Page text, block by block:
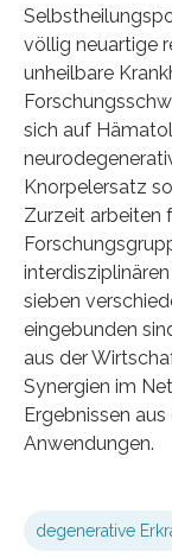
völlig neuartige
unheilbare
sich auf
Knorpelersatz
Zurzeit arbeiten
sieben
eingebunden
aus der
Synergien im
Ergebnissen
Anwendungen.
degenerative